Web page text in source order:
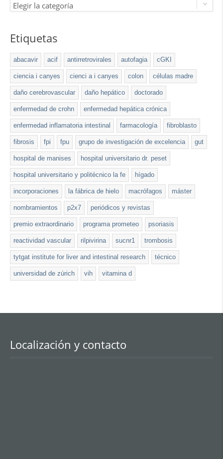
Elegir la categoría
Etiquetas
abacavir acif antirretrovirales autofagia cGKI
ciencia i canyes cienci a i canyes colon células madre
daño cerebrovascular daño hepático doctorado
enfermedad de crohn enfermedad hepática crónica
enfermedad inflamatoria intestinal farmacología fibroblasto
fibrosis fpi fpu grupo de investigación de excelencia gut
hospital de manises hospital universitario dr. peset
hospital universitario y politécnico la fe hígado
incorporaciones la fábrica de hielo macrófagos máster
nombramientos p2x7 periódicos y revistas
premio extraordinario programa prometeo psoriasis
reactividad vascular rilpivirina sucnr1 trombosis
tytgat institute for liver and intestinal research técnico
universidad de zúrich vih vitamina d
Localización y contacto